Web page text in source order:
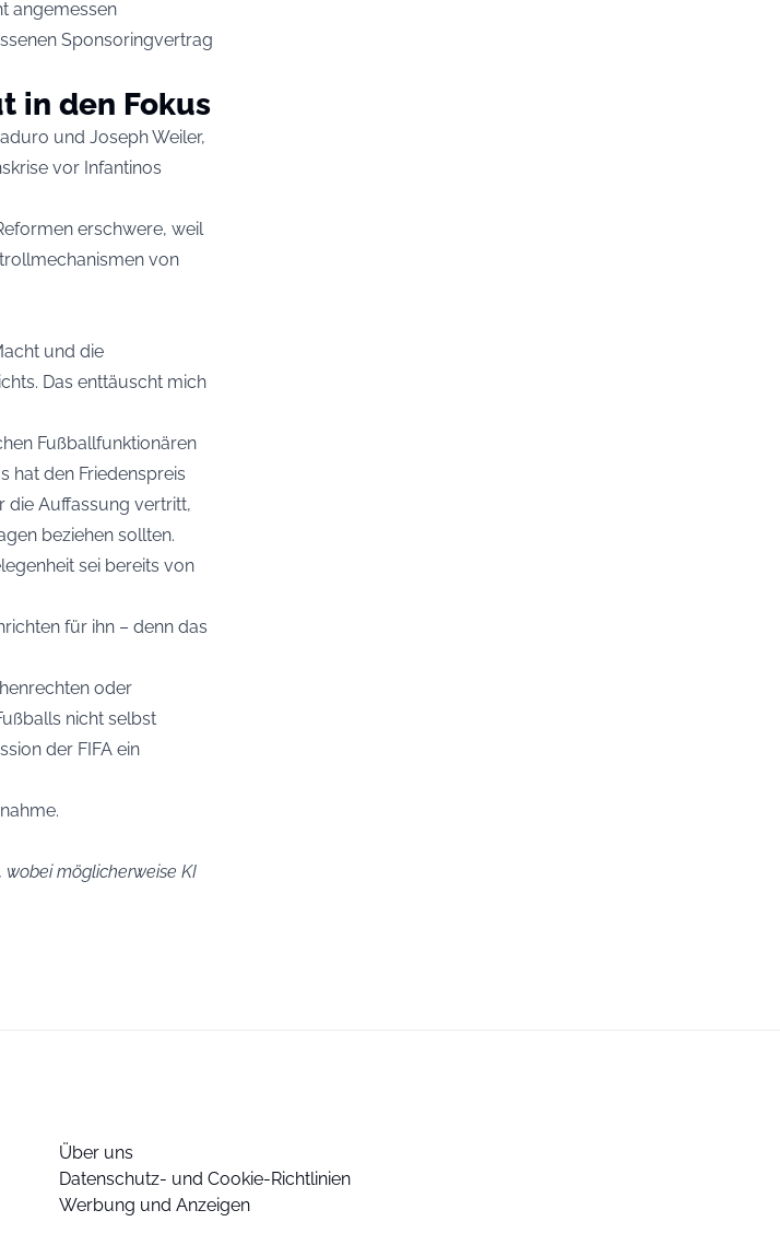
angemessen
Sponsoringvertrag
in den Fokus
und Joseph Weiler,
vor Infantinos
erschwere, weil
von
und die
Das enttäuscht mich
Fußballfunktionären
hat den Friedenspreis
die Auffassung vertritt,
beziehen sollten.
sei bereits von
für ihn – denn das
oder
nicht selbst
der FIFA ein
möglicherweise KI
Über uns
Datenschutz- und Cookie-Richtlinien
Werbung und Anzeigen